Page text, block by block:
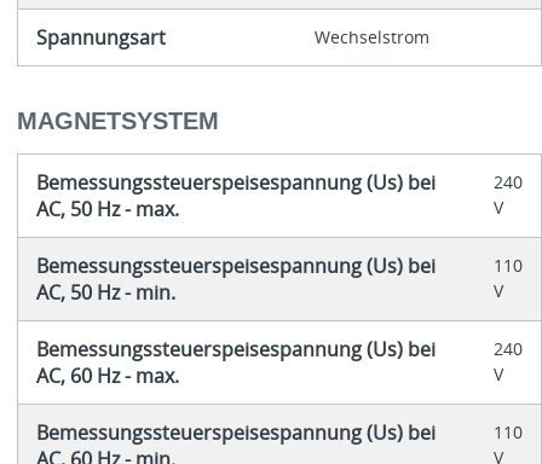
Spannungsart Wechselstrom
MAGNETSYSTEM
Bemessungssteuerspeisespannung (Us) bei
AC, 50 Hz - max.
240
V
Bemessungssteuerspeisespannung (Us) bei
AC, 50 Hz - min.
110
V
Bemessungssteuerspeisespannung (Us) bei
AC, 60 Hz - max.
240
V
Bemessungssteuerspeisespannung (Us) bei
110
V